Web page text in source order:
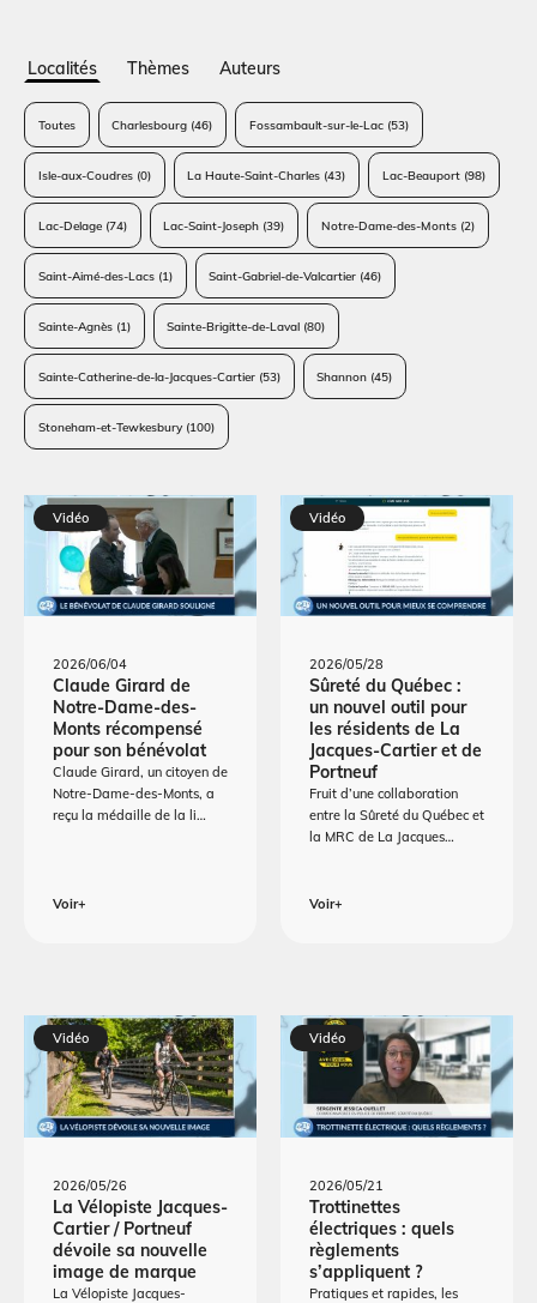
Localités Thèmes Auteurs
Toutes Charlesbourg (46) Fossambault-sur-le-Lac(53)
Isle-aux-Coudres(0) La Haute-Saint-Charles (43) Lac-Beauport(98)
Lac-Delage(74) Lac-Saint-Joseph (39) Notre-Dame-des-Monts(2)
Saint-Aimé-des-Lacs(1) Saint-Gabriel-de-Valcartier (46)
Sainte-Agnès(1) Sainte-Brigitte-de-Laval (80)
Sainte-Catherine-de-la-Jacques-Cartier(53) Shannon (45)
Stoneham-et-Tewkesbury(100)
Vidéo
2026/06/04
Claude Girard de
Notre-Dame-des-
Monts récompensé
pour son bénévolat
Claude Girard, un citoyen de
Notre-Dame-des-Monts, a
reçu la médaille de la li…
Voir+
Vidéo
2026/05/28
Sûreté du Québec :
un nouvel outil pour
les résidents de La
Jacques-Cartier et de
Portneuf
Fruit d’une collaboration
entre la Sûreté du Québec et
la MRC de La Jacques…
Voir+
Vidéo
2026/05/26
La Vélopiste Jacques-
Cartier / Portneuf
dévoile sa nouvelle
image de marque
La Vélopiste Jacques-
Vidéo
2026/05/21
Trottinettes
électriques : quels
règlements
s’appliquent ?
Pratiques et rapides, les